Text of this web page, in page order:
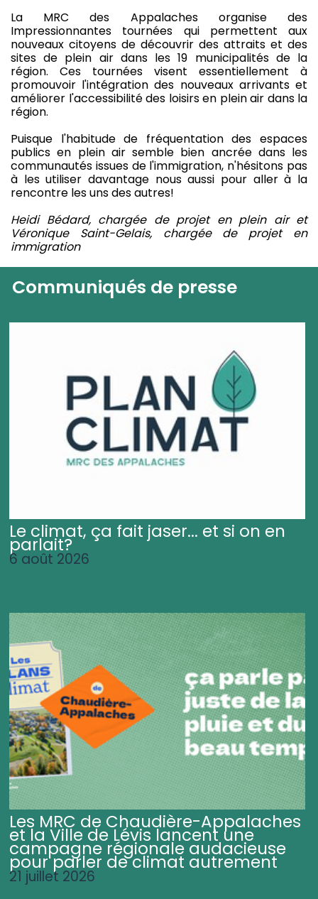
La MRC des Appalaches organise des
Impressionnantes tournées qui permettent aux
nouveaux citoyens de découvrir des attraits et des
sites de plein air dans les 19 municipalités de la
région. Ces tournées visent essentiellement à
promouvoir l'intégration des nouveaux arrivants et
améliorer l'accessibilité des loisirs en plein air dans la
région.
Puisque l'habitude de fréquentation des espaces
publics en plein air semble bien ancrée dans les
communautés issues de l'immigration, n'hésitons pas
à les utiliser davantage nous aussi pour aller à la
rencontre les uns des autres!
Heidi Bédard, chargée de projet en plein air et
Véronique Saint-Gelais, chargée de projet en
immigration
Communiqués de presse
Le climat, ça fait jaser... et si on en
parlait?
6 août 2026
Les MRC de Chaudière-Appalaches
et la Ville de Lévis lancent une
campagne régionale audacieuse
pour parler de climat autrement
21 juillet 2026